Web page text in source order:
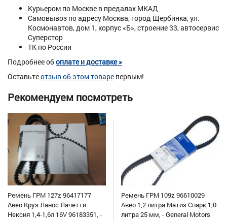
Курьером по Москве в предалах МКАД
Самовывоз по адресу Москва, город Щербинка, ул.
Космонавтов, дом 1, корпус «Б», строение 33, автосервис
Суперстор
ТК по России
Подробнее обоплате и доставке »
Оставьтеотзыв об этом товаре первым!
Рекомендуем посмотреть
Ремень ГРМ 127z 96417177
Авео Круз Ланос Лачетти
Нексия 1,4-1,6л 16V 96183351, -
Ремень ГРМ 109z 96610029
Авео 1,2 литра Матиз Спарк 1,0
литра 25 мм, - General Motors